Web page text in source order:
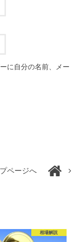
に自分の名前、メー
ページへ
相場解説